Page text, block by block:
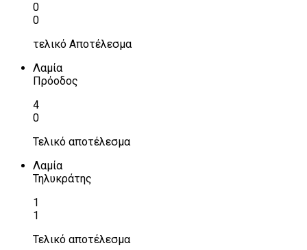
0
0
τελικό Αποτέλεσμα
Λαμία
Πρόοδος
4
0
Τελικό αποτέλεσμα
Λαμία
Τηλυκράτης
1
1
Τελικό αποτέλεσμα